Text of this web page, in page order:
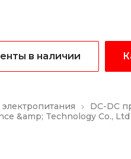
в наличии
DC-DC
&amp; Technology Co., Ltd